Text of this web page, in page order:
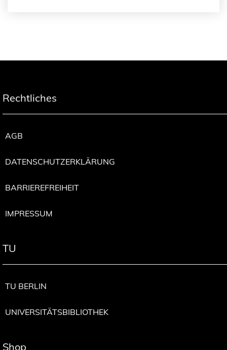
Rechtliches
AGB
DATENSCHUTZERKLÄRUNG
BARRIEREFREIHEIT
IMPRESSUM
TU
TU BERLIN
UNIVERSITÄTSBIBLIOTHEK
Shop